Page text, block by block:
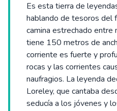
Es esta tierra de
hablando de tesoros del
camina estrechado entre
tiene 150 metros de
corriente es fuerte y
rocas y las corrientes
naufragios. La leyenda
Loreley, que cantaba
seducía a los jóvenes y